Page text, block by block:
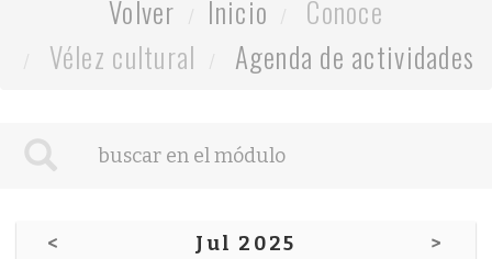
Volver Inicio
Conoce
Vélez cultural
Agenda de actividades
< Jul 2025 >